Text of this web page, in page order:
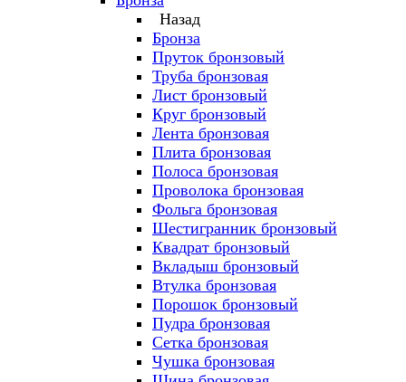
Назад
Бронза
Пруток бронзовый
Труба бронзовая
Лист бронзовый
Круг бронзовый
Лента бронзовая
Плита бронзовая
Полоса бронзовая
Проволока бронзовая
Фольга бронзовая
Шестигранник бронзовый
Квадрат бронзовый
Вкладыш бронзовый
Втулка бронзовая
Порошок бронзовый
Пудра бронзовая
Сетка бронзовая
Чушка бронзовая